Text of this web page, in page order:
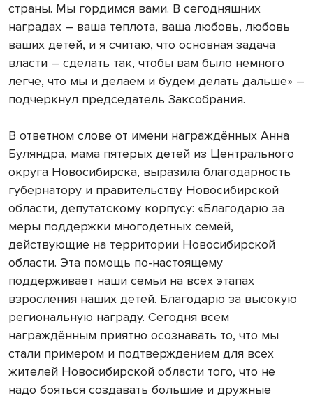
страны. Мы гордимся вами. В сегодняшних
наградах – ваша теплота, ваша любовь, любовь
ваших детей, и я считаю, что основная задача
власти – сделать так, чтобы вам было немного
легче, что мы и делаем и будем делать дальше» –
подчеркнул председатель Заксобрания.
В ответном слове от имени награждённых Анна
Буляндра, мама пятерых детей из Центрального
округа Новосибирска, выразила благодарность
губернатору и правительству Новосибирской
области, депутатскому корпусу: «Благодарю за
меры поддержки многодетных семей,
действующие на территории Новосибирской
области. Эта помощь по-настоящему
поддерживает наши семьи на всех этапах
взросления наших детей. Благодарю за высокую
региональную награду. Сегодня всем
награждённым приятно осознавать то, что мы
стали примером и подтверждением для всех
жителей Новосибирской области того, что не
надо бояться создавать большие и дружные